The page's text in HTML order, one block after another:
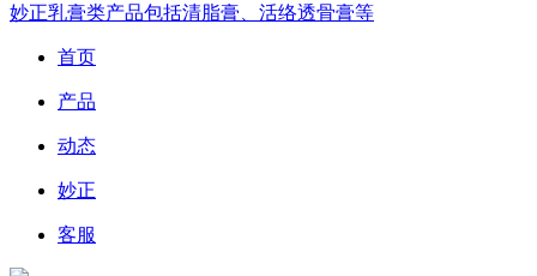
妙正乳膏类产品包括清脂膏、活络透骨膏等
首页
产品
动态
妙正
客服